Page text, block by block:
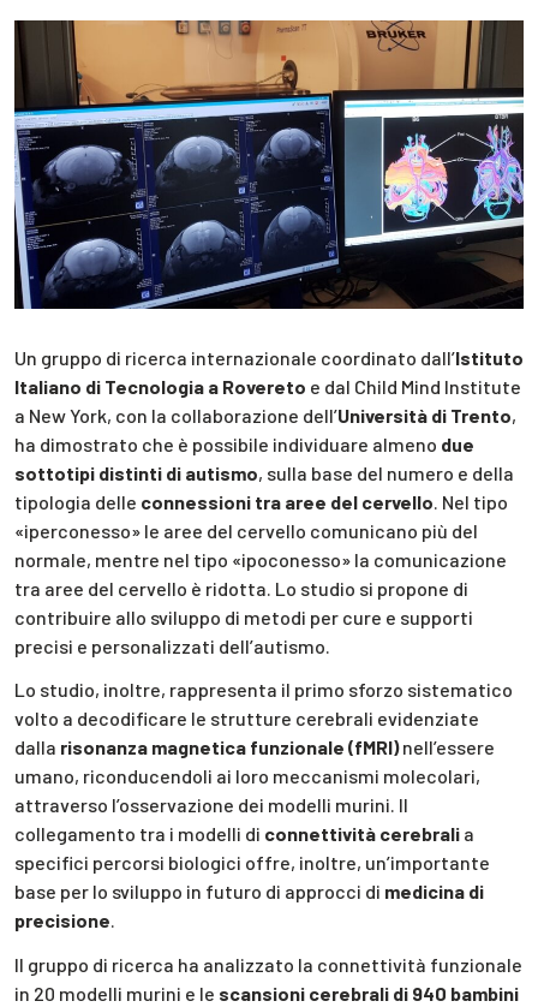
Un gruppo di ricerca internazionale coordinato dall’Istituto
Italiano di Tecnologia a Rovereto e dal Child Mind Institute
a New York, con la collaborazione dell’Università di Trento,
ha dimostrato che è possibile individuare almeno due
sottotipi distinti di autismo, sulla base del numero e della
tipologia delle connessioni tra aree del cervello . Nel tipo
«iperconesso» le aree del cervello comunicano più del
normale, mentre nel tipo «ipoconesso» la comunicazione
tra aree del cervello è ridotta. Lo studio si propone di
contribuire allo sviluppo di metodi per cure e supporti
precisi e personalizzati dell’autismo.
Lo studio, inoltre, rappresenta il primo sforzo sistematico
volto a decodificare le strutture cerebrali evidenziate
dalla risonanza magnetica funzionale (fMRI)nell’essere
umano, riconducendoli ai loro meccanismi molecolari,
attraverso l’osservazione dei modelli murini. Il
collegamento tra i modelli di connettività cerebrali a
specifici percorsi biologici offre, inoltre, un’importante
base per lo sviluppo in futuro di approcci di medicina di
precisione.
Il gruppo di ricerca ha analizzato la connettività funzionale
in 20 modelli murini e le scansioni cerebrali di 940 bambini